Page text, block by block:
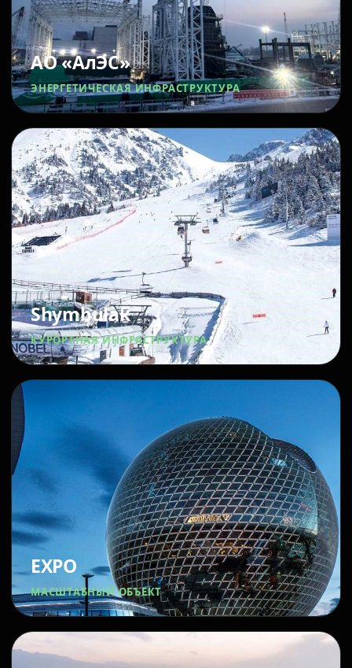
АО «АлЭС»
ЭНЕРГЕТИЧЕСКАЯ ИНФРАСТРУКТУРА
Shymbulak
КУРОРТНАЯ ИНФРАСТРУКТУРА
EXPO
МАСШТАБНЫЙ ОБЪЕКТ